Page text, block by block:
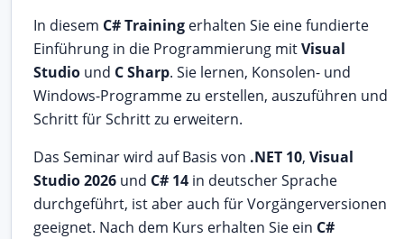
In diesem C# Training erhalten Sie eine fundierte
Einführung in die Programmierung mitVisual
Studio und C Sharp. Sie lernen, Konsolen- und
Windows-Programme zu erstellen, auszuführen und
Schritt für Schritt zu erweitern.
Das Seminar wird auf Basis von .NET 10, Visual
Studio 2026 und C# 14 in deutscher Sprache
durchgeführt, ist aber auch für Vorgängerversionen
geeignet. Nach dem Kurs erhalten Sie ein C#